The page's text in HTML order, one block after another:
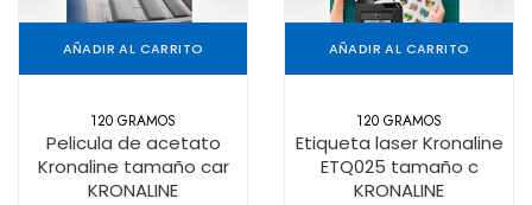
AÑADIR AL CARRITO
120 GRAMOS
Pelicula de acetato
Kronaline tamaño car
KRONALINE
AÑADIR AL CARRITO
120 GRAMOS
Etiqueta laser Kronaline
ETQ025 tamaño c
KRONALINE